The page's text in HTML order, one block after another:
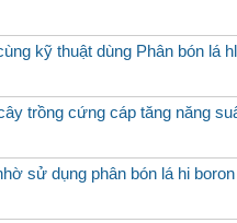
kỹ thuật dùng Phân bón lá
trồng cứng cáp tăng năng
sử dụng phân bón lá hi